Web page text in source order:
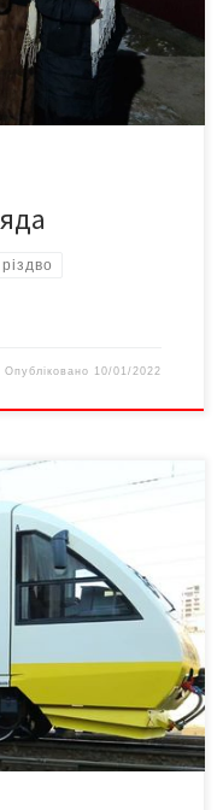
це як єдина родина.
колі. Цьогоріч
різдво
Опубліковано 10/01/2022
укіс
Чернівецької
державного
станції
району призведе до
з реальною